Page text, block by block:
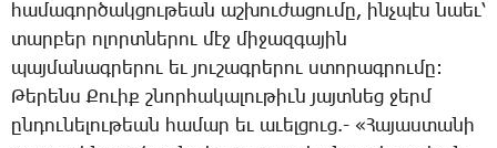
հա­մա­գոր­ծակ­ցու­թեան աշ­խու­ժա­ցու­մը, ինչ­պէս նաեւ՝
տար­բեր ո­լորտ­նե­րու մէջ մի­ջազ­գա­յին
պայ­մա­նագ­րե­րու եւ յու­շագ­րե­րու ստո­րագ­րու­մը:
­Թե­րենս ­Քո­ւիք շնոր­հա­կա­լու­թիւն յայտ­նեց ջերմ
ըն­դու­նե­լու­թեան հա­մար եւ ա­ւել­ցուց.- «­Հա­յաս­տա­նի